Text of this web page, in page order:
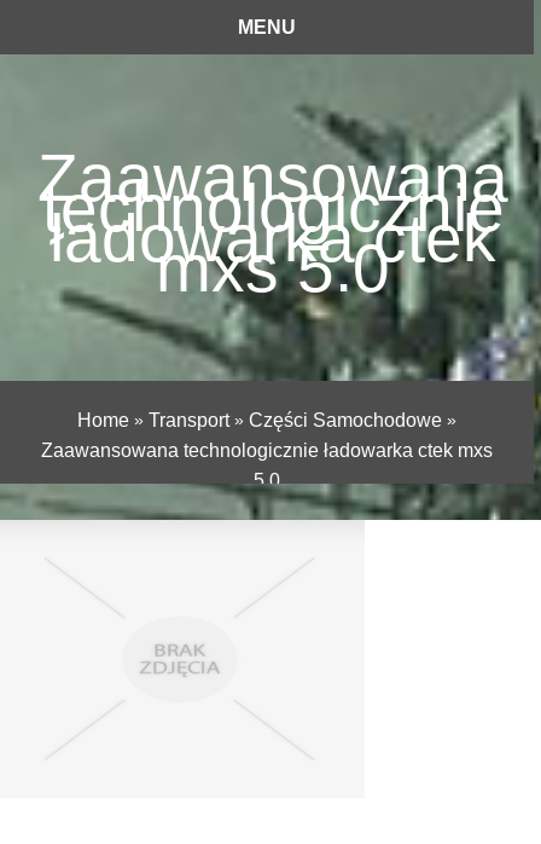
MENU
Zaawansowana
technologicznie
ładowarka ctek
mxs 5.0
Home » Transport» Części Samochodowe »
Zaawansowana technologicznie ładowarka ctek mxs
5.0